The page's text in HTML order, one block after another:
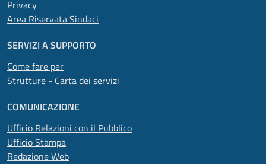
Privacy
Area Riservata Sindaci
SERVIZI A SUPPORTO
Come fare per
Strutture - Carta dei servizi
COMUNICAZIONE
Ufficio Relazioni con il Pubblico
Ufficio Stampa
Redazione Web